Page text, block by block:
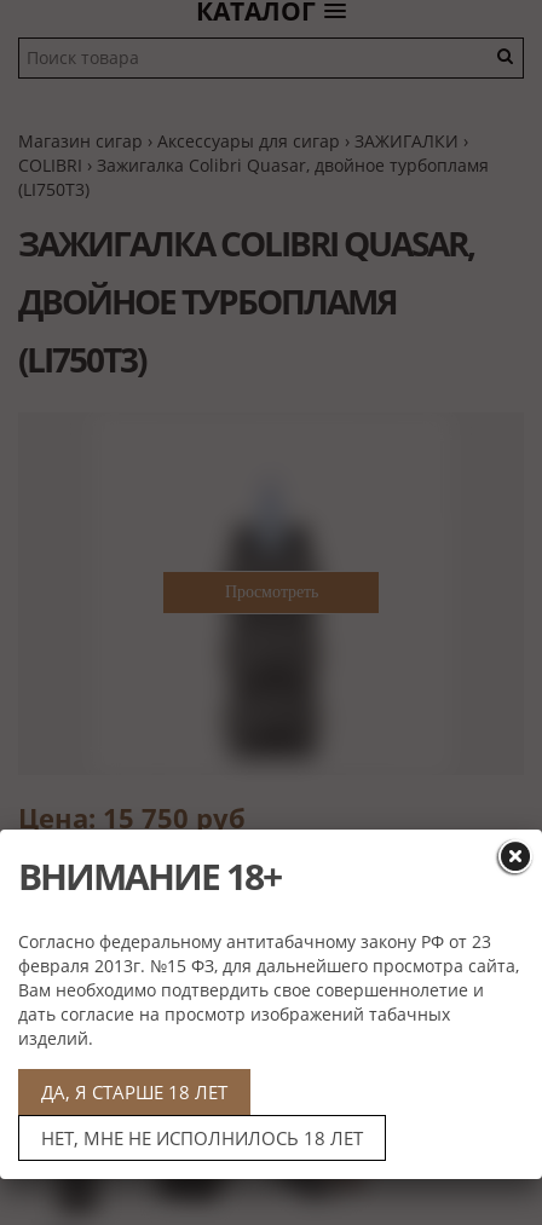
КАТАЛОГ
Магазин сигар › Аксессуары для сигар › ЗАЖИГАЛКИ ›
COLIBRI › Зажигалка Colibri Quasar, двойное турбопламя
(LI750T3)
ЗАЖИГАЛКА COLIBRI QUASAR,
ДВОЙНОЕ ТУРБОПЛАМЯ
(LI750T3)
Цена: 15 750 руб
Оружейная сталь
Характеристики
Материал:
Производитель: Colibri, Великобритания
ВНИМАНИЕ 18+
Согласно федеральному антитабачному закону РФ от 23
февраля 2013г. №15 ФЗ, для дальнейшего просмотра сайта,
Вам необходимо подтвердить свое совершеннолетие и
дать согласие на просмотр изображений табачных
изделий.
ДА, Я СТАРШЕ 18 ЛЕТ
НЕТ, МНЕ НЕ ИСПОЛНИЛОСЬ 18 ЛЕТ